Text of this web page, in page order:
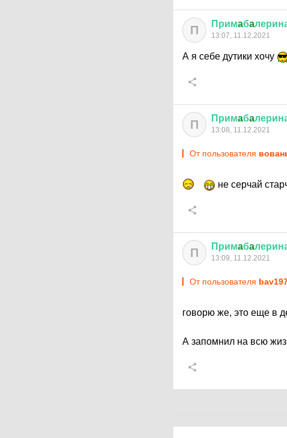
П Примaбa
13:07, 11.12.2021
А я себе дутики хочу
П Примaбa
13:08, 11.12.2021
От пользователя
не серчай
П Примaбa
13:09, 11.12.2021
От пользователя
говорю же, это еще в
А запомнил на всю